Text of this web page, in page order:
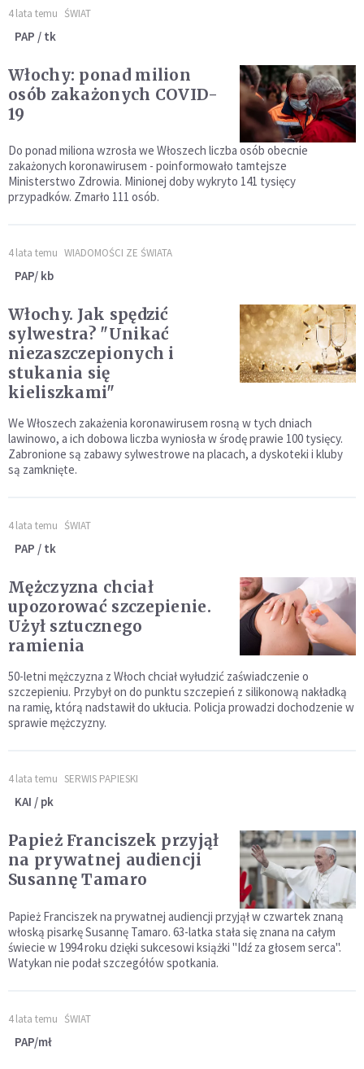
4 lata temu ŚWIAT
PAP / tk
Włochy: ponad milion
osób zakażonych COVID-
19
Do ponad miliona wzrosła we Włoszech liczba osób obecnie
zakażonych koronawirusem - poinformowało tamtejsze
Ministerstwo Zdrowia. Minionej doby wykryto 141 tysięcy
przypadków. Zmarło 111 osób.
4 lata temu WIADOMOŚCI ZE ŚWIATA
PAP/ kb
Włochy. Jak spędzić
sylwestra? "Unikać
niezaszczepionych i
stukania się
kieliszkami"
We Włoszech zakażenia koronawirusem rosną w tych dniach
lawinowo, a ich dobowa liczba wyniosła w środę prawie 100 tysięcy.
Zabronione są zabawy sylwestrowe na placach, a dyskoteki i kluby
są zamknięte.
4 lata temu ŚWIAT
PAP / tk
Mężczyzna chciał
upozorować szczepienie.
Użył sztucznego
ramienia
50-letni mężczyzna z Włoch chciał wyłudzić zaświadczenie o
szczepieniu. Przybył on do punktu szczepień z silikonową nakładką
na ramię, którą nadstawił do ukłucia. Policja prowadzi dochodzenie w
sprawie mężczyzny.
4 lata temu SERWIS PAPIESKI
KAI / pk
Papież Franciszek przyjął
na prywatnej audiencji
Susannę Tamaro
Papież Franciszek na prywatnej audiencji przyjął w czwartek znaną
włoską pisarkę Susannę Tamaro. 63-latka stała się znana na całym
świecie w 1994 roku dzięki sukcesowi książki "Idź za głosem serca".
Watykan nie podał szczegółów spotkania.
4 lata temu ŚWIAT
PAP/mł